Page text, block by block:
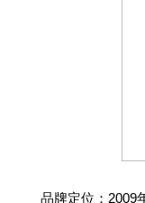
品牌定位：2009年